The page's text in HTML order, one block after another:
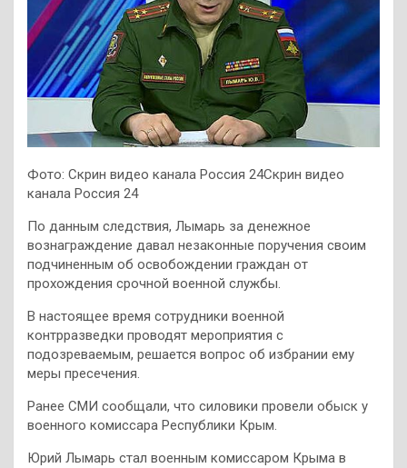
Фото: Скрин видео канала Россия 24Скрин видео
канала Россия 24
По данным следствия, Лымарь за денежное
вознаграждение давал незаконные поручения своим
подчиненным об освобождении граждан от
прохождения срочной военной службы.
В настоящее время сотрудники военной
контрразведки проводят мероприятия с
подозреваемым, решается вопрос об избрании ему
меры пресечения.
Ранее СМИ сообщали, что силовики провели обыск у
военного комиссара Республики Крым.
Юрий Лымарь стал военным комиссаром Крыма в